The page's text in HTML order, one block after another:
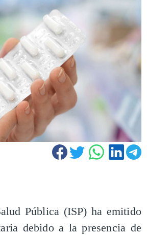
Pública (ISP) ha emitido
debido a la presencia de